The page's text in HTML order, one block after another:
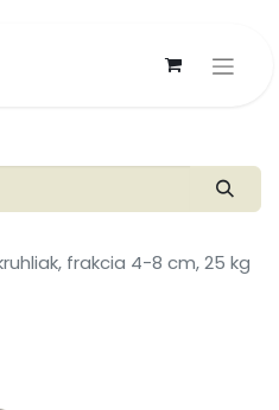
frakcia 4-8 cm, 25 kg